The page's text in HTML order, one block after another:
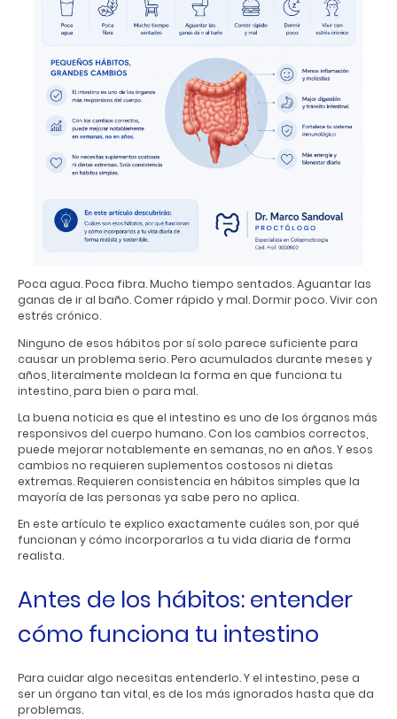
Poca agua. Poca fibra. Mucho tiempo sentados. Aguantar las
ganas de ir al baño. Comer rápido y mal. Dormir poco. Vivir con
estrés crónico.
Ninguno de esos hábitos por sí solo parece suficiente para
causar un problema serio. Pero acumulados durante meses y
años, literalmente moldean la forma en que funciona tu
intestino, para bien o para mal.
La buena noticia es que el intestino es uno de los órganos más
responsivos del cuerpo humano. Con los cambios correctos,
puede mejorar notablemente en semanas, no en años. Y esos
cambios no requieren suplementos costosos ni dietas
extremas. Requieren consistencia en hábitos simples que la
mayoría de las personas ya sabe pero no aplica.
En este artículo te explico exactamente cuáles son, por qué
funcionan y cómo incorporarlos a tu vida diaria de forma
realista.
Antes de los hábitos: entender
cómo funciona tu intestino
Para cuidar algo necesitas entenderlo. Y el intestino, pese a
ser un órgano tan vital, es de los más ignorados hasta que da
problemas.